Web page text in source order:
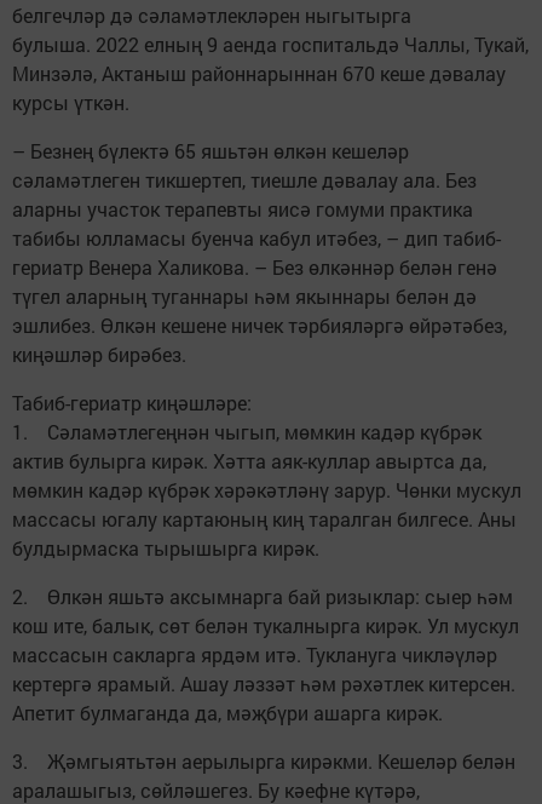
белгечләр дә сәламәтлекләрен ныгытырга
булыша. 2022 елның 9 аенда госпитальдә Чаллы, Тукай,
Минзәлә, Актаныш районнарыннан 670 кеше дәвалау
курсы үткән.
– Безнең бүлектә 65 яшьтән өлкән кешеләр
сәламәтлеген тикшертеп, тиешле дәвалау ала. Без
аларны участок терапевты яисә гомуми практика
табибы юлламасы буенча кабул итәбез, – дип табиб-
гериатр Венера Халикова. – Без өлкәннәр белән генә
түгел аларның туганнары һәм якыннары белән дә
эшлибез. Өлкән кешене ничек тәрбияләргә өйрәтәбез,
киңәшләр бирәбез.
Табиб-гериатр киңәшләре:
1. Сәламәтлегеңнән чыгып, мөмкин кадәр күбрәк
актив булырга кирәк. Хәтта аяк-куллар авыртса да,
мөмкин кадәр күбрәк хәрәкәтләнү зарур. Чөнки мускул
массасы югалу картаюның киң таралган билгесе. Аны
булдырмаска тырышырга кирәк.
2. Өлкән яшьтә аксымнарга бай ризыклар: сыер һәм
кош ите, балык, сөт белән тукалнырга кирәк. Ул мускул
массасын сакларга ярдәм итә. Туклануга чикләүләр
кертергә ярамый. Ашау ләззәт һәм рәхәтлек китерсен.
Апетит булмаганда да, мәҗбүри ашарга кирәк.
3. Җәмгыятьтән аерылырга кирәкми. Кешеләр белән
аралашыгыз, сөйләшегез. Бу кәефне күтәрә,